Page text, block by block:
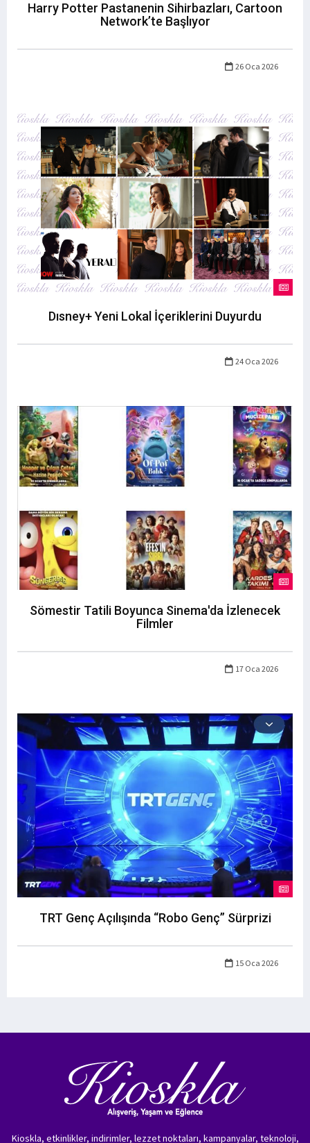
Harry Potter Pastanenin Sihirbazları, Cartoon
Network’te Başlıyor
26 Oca 2026
Dısney+ Yeni Lokal İçeriklerini Duyurdu
24 Oca 2026
Sömestir Tatili Boyunca Sinema'da İzlenecek
Filmler
17 Oca 2026
TRT Genç Açılışında “Robo Genç” Sürprizi
15 Oca 2026
Kioskla, etkinlikler, indirimler, lezzet noktaları, kampanyalar, teknoloji,